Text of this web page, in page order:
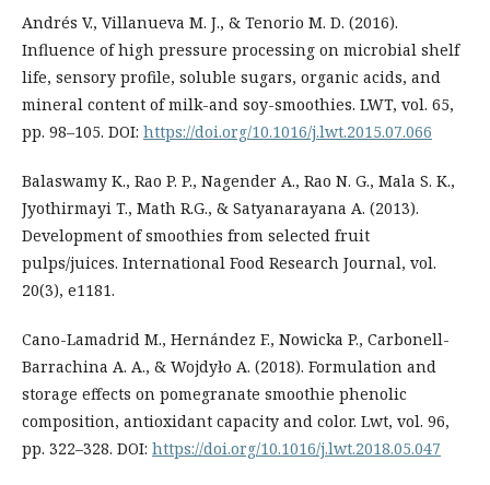
Andrés V., Villanueva M. J., & Tenorio M. D. (2016).
Influence of high pressure processing on microbial shelf
life, sensory profile, soluble sugars, organic acids, and
mineral content of milk-and soy-smoothies. LWT, vol. 65,
pp. 98–105. DOI: https://doi.org/10.1016/j.lwt.2015.07.066
Balaswamy K., Rao P. P., Nagender A., Rao N. G., Mala S. K.,
Jyothirmayi T., Math R.G., & Satyanarayana A. (2013).
Development of smoothies from selected fruit
pulps/juices. International Food Research Journal, vol.
20(3), e1181.
Cano-Lamadrid M., Hernández F., Nowicka P., Carbonell-
Barrachina A. A., & Wojdyło A. (2018). Formulation and
storage effects on pomegranate smoothie phenolic
composition, antioxidant capacity and color. Lwt, vol. 96,
pp. 322–328. DOI: https://doi.org/10.1016/j.lwt.2018.05.047